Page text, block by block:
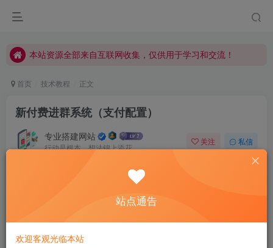
本站资源全部来自互联网收集，仅供用于学习和交流！
首页 技术教程 正文
新付费进群系统（支付配置）
专业搭建网站
行动是根本，想法锦上添花
关注 私信
站点通告
欢迎客观光临本站